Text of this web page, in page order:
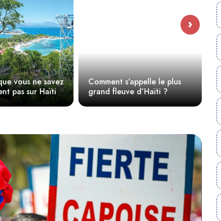
Comment s’appelle le plus
grand fleuve d’Haïti ?
Où est Haïti sur la
monde ?
›